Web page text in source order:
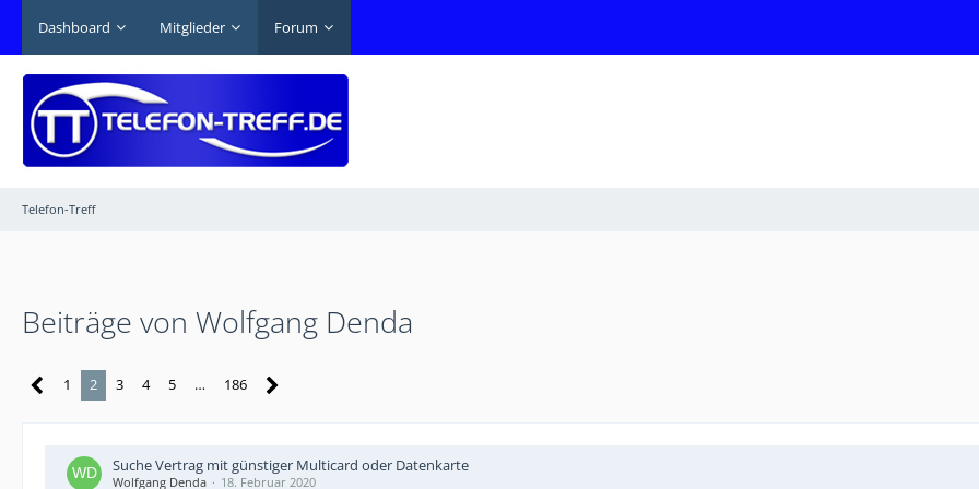
Dashboard Mitglieder Forum
Telefon-Treff
Beiträge von Wolfgang Denda
1 2 3 4 5 … 186
Suche Vertrag mit günstiger Multicard oder Datenkarte
Wolfgang Denda 18. Februar 2020